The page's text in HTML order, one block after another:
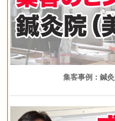
集客事例：鍼灸